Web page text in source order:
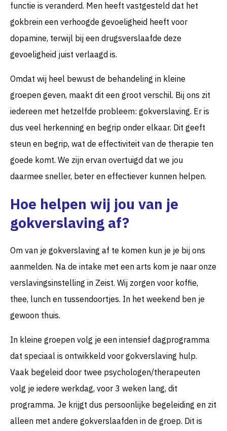
functie is veranderd. Men heeft vastgesteld dat het
gokbrein een verhoogde gevoeligheid heeft voor
dopamine, terwijl bij een drugsverslaafde deze
gevoeligheid juist verlaagd is.
Omdat wij heel bewust de behandeling in kleine
groepen geven, maakt dit een groot verschil. Bij ons zit
iedereen met hetzelfde probleem: gokverslaving. Er is
dus veel herkenning en begrip onder elkaar. Dit geeft
steun en begrip, wat de effectiviteit van de therapie ten
goede komt. We zijn ervan overtuigd dat we jou
daarmee sneller, beter en effectiever kunnen helpen.
Hoe helpen wij jou van je
gokverslaving af?
Om van je gokverslaving af te komen kun je je bij ons
aanmelden. Na de intake met een arts kom je naar onze
verslavingsinstelling in Zeist. Wij zorgen voor koffie,
thee, lunch en tussendoortjes. In het weekend ben je
gewoon thuis.
In kleine groepen volg je een intensief dagprogramma
dat speciaal is ontwikkeld voor gokverslaving hulp.
Vaak begeleid door twee psychologen/therapeuten
volg je iedere werkdag, voor 3 weken lang, dit
programma. Je krijgt dus persoonlijke begeleiding en zit
alleen met andere gokverslaafden in de groep. Dit is